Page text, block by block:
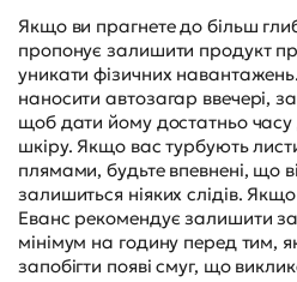
Якщо ви прагнете до більш
пропонує залишити продукт
уникати фізичних
наносити автозагар ввечері,
щоб дати йому достатньо
шкіру. Якщо вас турбують
плямами, будьте впевнені, що
залишиться ніяких слідів.
Еванс рекомендує залишити
мінімум на годину перед тим,
запобігти появі смуг, що